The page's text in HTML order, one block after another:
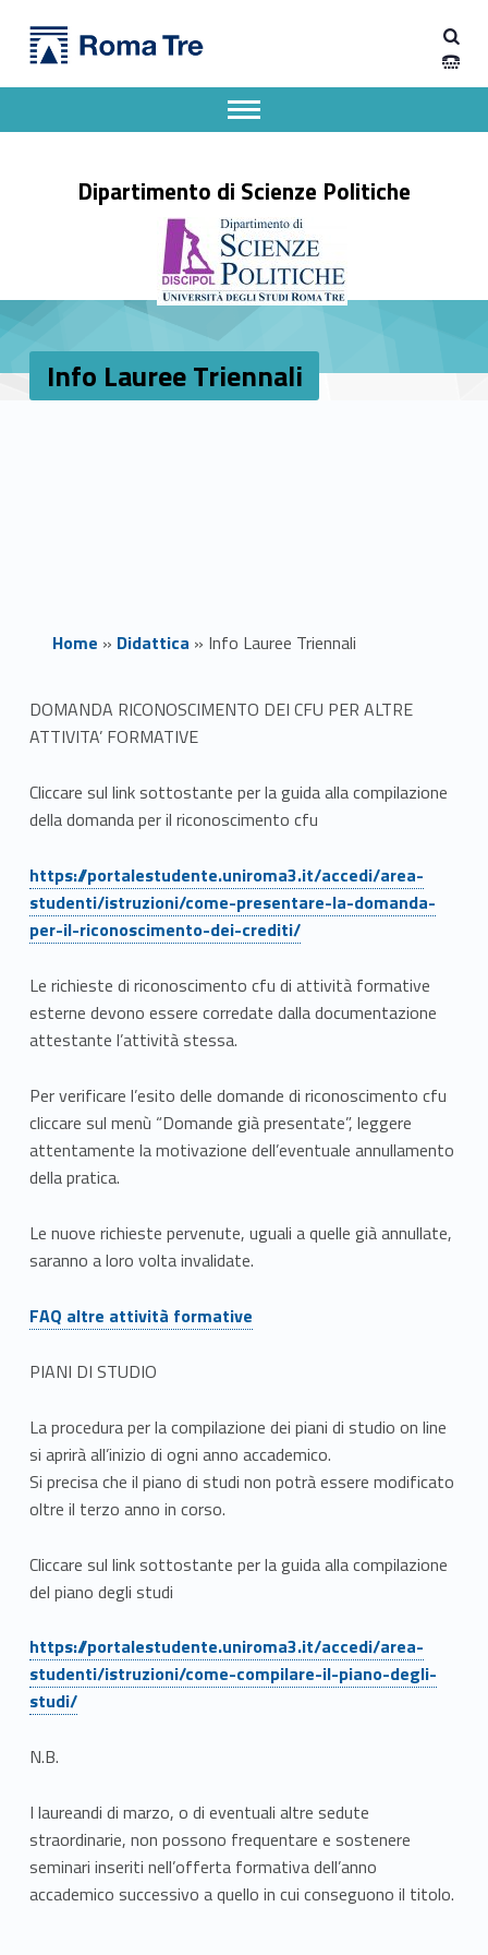
Info Lauree Triennali - Dipartimento di Scienze Politiche
Dipartimento di Scienze Politiche
Apri il menu secondario
Header info sidebar
Info Lauree Triennali
Home » Didattica » Info Lauree Triennali
I
n
f
L
a
u
r
e
T
r
i
e
n
n
a
l
i
DOMANDA RICONOSCIMENTO DEI CFU PER ALTRE
ATTIVITA’ FORMATIVE
Cliccare sul link sottostante per la guida alla compilazione
della domanda per il riconoscimento cfu
Link identifier #identifier__146679-1https://portalestudente.uniroma3.it/accedi/area-
studenti/istruzioni/come-presentare-la-domanda-
per-il-riconoscimento-dei-crediti/
Le richieste di riconoscimento cfu di attività formative
esterne devono essere corredate dalla documentazione
attestante l’attività stessa.
Per verificare l’esito delle domande di riconoscimento cfu
cliccare sul menù “Domande già presentate”, leggere
attentamente la motivazione dell’eventuale annullamento
della pratica.
Le nuove richieste pervenute, uguali a quelle già annullate,
saranno a loro volta invalidate.
Link identifier #identifier__32990-2
FAQ altre attività formative
PIANI DI STUDIO
La procedura per la compilazione dei piani di studio on line
si aprirà all’inizio di ogni anno accademico.
Si precisa che il piano di studi non potrà essere modificato
oltre il terzo anno in corso.
Cliccare sul link sottostante per la guida alla compilazione
del piano degli studi
Link identifier #identifier__110900-3https://portalestudente.uniroma3.it/accedi/area-
studenti/istruzioni/come-compilare-il-piano-degli-
studi/
N.B.
I laureandi di marzo, o di eventuali altre sedute
straordinarie, non possono frequentare e sostenere
seminari inseriti nell’offerta formativa dell’anno
accademico successivo a quello in cui conseguono il titolo.